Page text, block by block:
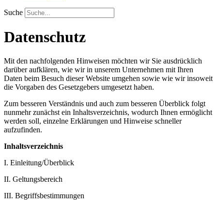
Suche
Datenschutz
Mit den nachfolgenden Hinweisen möchten wir Sie ausdrücklich
darüber aufklären, wie wir in unserem Unternehmen mit Ihren
Daten beim Besuch dieser Website umgehen sowie wie wir insoweit
die Vorgaben des Gesetzgebers umgesetzt haben.
Zum besseren Verständnis und auch zum besseren Überblick folgt
nunmehr zunächst ein Inhaltsverzeichnis, wodurch Ihnen ermöglicht
werden soll, einzelne Erklärungen und Hinweise schneller
aufzufinden.
Inhaltsverzeichnis
I. Einleitung/Überblick
II. Geltungsbereich
III. Begriffsbestimmungen